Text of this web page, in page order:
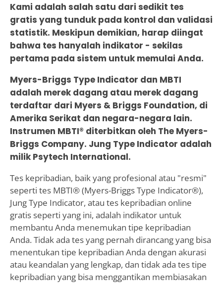
Kami adalah salah satu dari sedikit tes
gratis yang tunduk pada kontrol dan validasi
statistik. Meskipun demikian, harap diingat
bahwa tes hanyalah indikator - sekilas
pertama pada sistem untuk memulai Anda.
Myers-Briggs Type Indicator dan MBTI
adalah merek dagang atau merek dagang
terdaftar dari Myers & Briggs Foundation, di
Amerika Serikat dan negara-negara lain.
Instrumen MBTI® diterbitkan oleh The Myers-
Briggs Company. Jung Type Indicator adalah
milik Psytech International.
Tes kepribadian, baik yang profesional atau "resmi"
seperti tes MBTI® (Myers-Briggs Type Indicator®),
Jung Type Indicator, atau tes kepribadian online
gratis seperti yang ini, adalah indikator untuk
membantu Anda menemukan tipe kepribadian
Anda. Tidak ada tes yang pernah dirancang yang bisa
menentukan tipe kepribadian Anda dengan akurasi
atau keandalan yang lengkap, dan tidak ada tes tipe
kepribadian yang bisa menggantikan membiasakan